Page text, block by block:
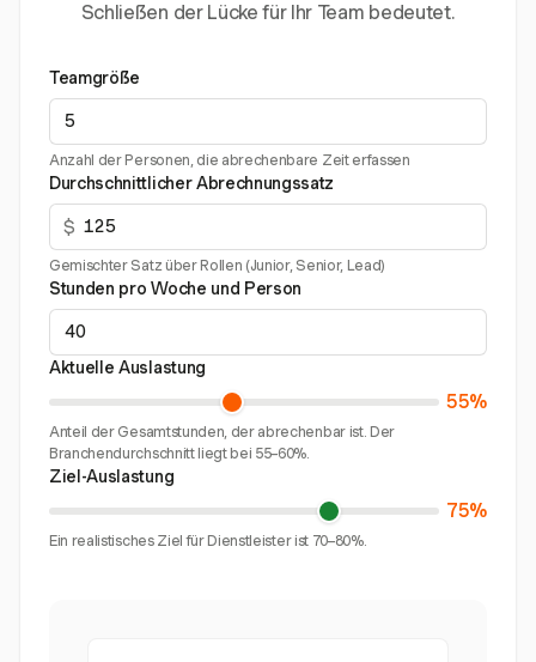
Schließen der Lücke für Ihr Team bedeutet.
Teamgröße
Anzahl der Personen, die abrechenbare Zeit erfassen
Durchschnittlicher Abrechnungssatz
$
Gemischter Satz über Rollen (Junior, Senior, Lead)
Stunden pro Woche und Person
Aktuelle Auslastung
55%
Anteil der Gesamtstunden, der abrechenbar ist. Der
Branchendurchschnitt liegt bei 55–60%.
Ziel-Auslastung
75%
Ein realistisches Ziel für Dienstleister ist 70–80%.